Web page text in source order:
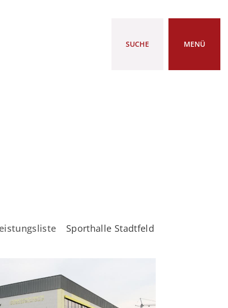
SUCHE MENÜ
Sporthalle Stadtfeld